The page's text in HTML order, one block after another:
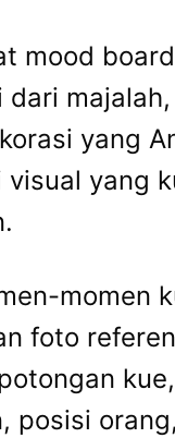
mood
yang
yang
momen
foto